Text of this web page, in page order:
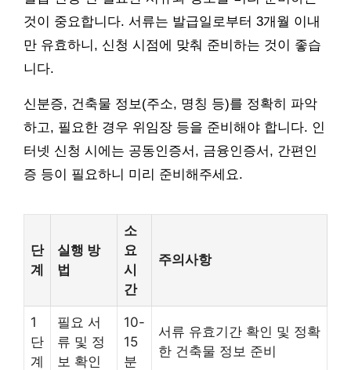
것이 중요합니다. 서류는 발급일로부터 3개월 이내
만 유효하니, 신청 시점에 맞춰 준비하는 것이 좋습
니다.
신분증, 건축물 정보(주소, 명칭 등)를 정확히 파악
하고, 필요한 경우 위임장 등을 준비해야 합니다. 인
터넷 신청 시에는 공동인증서, 금융인증서, 간편인
증 등이 필요하니 미리 준비해주세요.
단
계
실행 방
법
소
요
시
간
주의사항
1
단
계
필요 서
류 및 정
보 확인
10-
15
분
서류 유효기간 확인 및 정확
한 건축물 정보 준비